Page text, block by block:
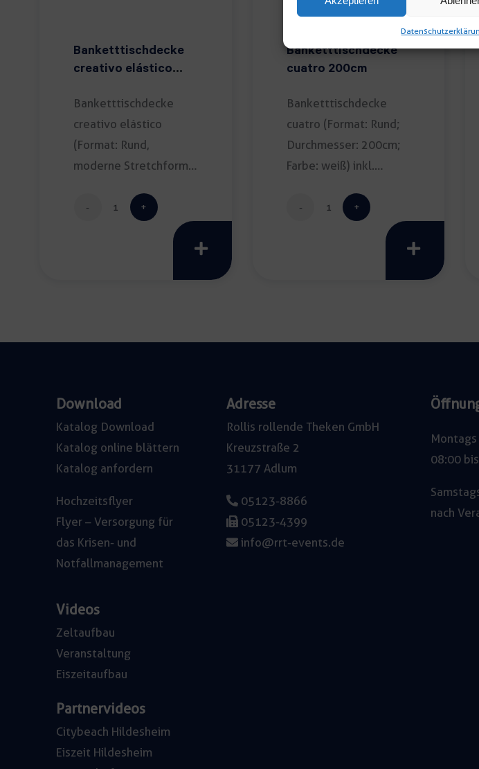
Banketttischdecke
creativo elástico
Banketttischdecke
creativo elástico
(Format: Rund,
moderne Stretchform;
Farbe: […]
Banketttischdecke
Banketttischdecke
cuatro 200cm
Banketttischdecke
cuatro (Format: Rund;
Durchmesser: 200cm;
Farbe: weiß) inkl.
Banketttischdecke
Download
Katalog Download
Katalog online blättern
Katalog anfordern
Hochzeitsflyer
Flyer – Versorgung für
das Krisen- und
Notfallmanagement
Videos
Zeltaufbau
Veranstaltung
Eiszeitaufbau
Partnervideos
Citybeach Hildesheim
Eiszeit Hildesheim
Adresse
Rollis rollende Theken GmbH
Kreuzstraße 2
31177 Adlum
05123-8866
05123-4399
info@rrt-events.de
08:00
nach